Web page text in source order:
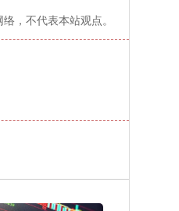
，不代表本站观点。